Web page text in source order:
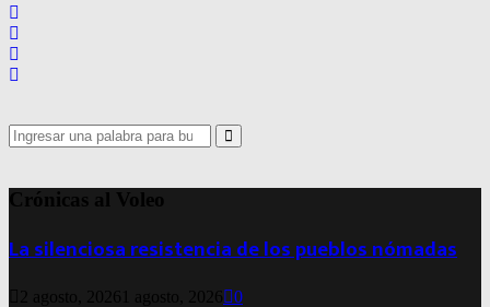
Search
for:
Search
Crónicas al Voleo
La silenciosa resistencia de los pueblos nómadas
2 agosto, 2026 1 agosto, 2026 0